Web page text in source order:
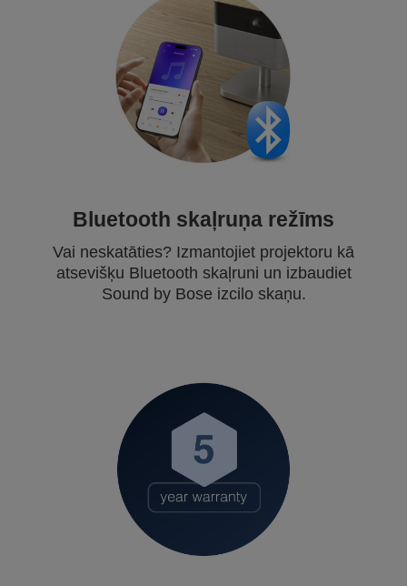
Bluetooth skaļruņa režīms
Vai neskatāties? Izmantojiet projektoru kā
atsevišķu Bluetooth skaļruni un izbaudiet
Sound by Bose izcilo skaņu.